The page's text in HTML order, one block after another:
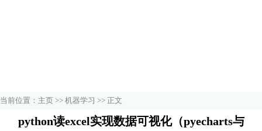
当前位置： 主页 >> 机器学习 >> 正文
python读excel实现数据可视化（pyecharts与